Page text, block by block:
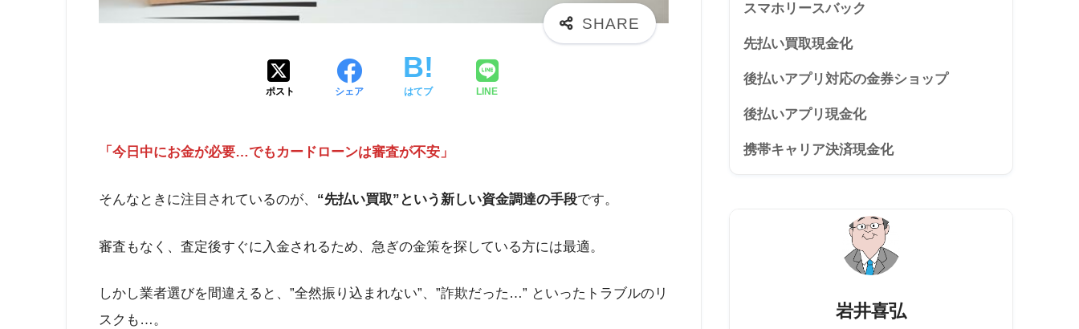
ポスト シェア はてブ LINE
「今日中にお金が必要…でもカードローンは審査が不安」
そんなときに注目されているのが、 “先払い買取”という新しい資金調達の手段です。
審査もなく、査定後すぐに入金されるため、急ぎの金策を探している方には最適。
しかし業者選びを間違えると、”全然振り込まれない”、”詐欺だった…” といったトラブルのリ
スクも…。
スマホリースバック
先払い買取現金化
後払いアプリ対応の金券ショップ
後払いアプリ現金化
携帯キャリア決済現金化
岩井喜弘